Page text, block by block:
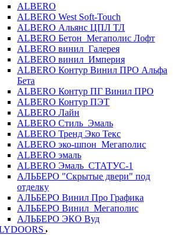
ALBERO
ALBERO West Soft-Touch
ALBERO Альянс ЦПЛ ТЛ
ALBERO Бетон_Мегаполис Лофт
ALBERO винил_Галерея
ALBERO винил_Империя
ALBERO Контур Винил ПРО Альфа
Бета
ALBERO Контур ПГ Винил ПРО
ALBERO Контур ПЭТ
ALBERO Лайн
ALBERO Стиль_Эмаль
ALBERO Тренд Эко Текс
ALBERO эко-шпон_Мегаполис
ALBERO эмаль
ALBERO Эмаль_СТАТУС-1
АЛЬБЕРО "Скрытые двери" под
отделку
АЛЬБЕРО Винил Про Графика
АЛЬБЕРО Винил_Мегаполис
АЛЬБЕРО ЭКО Вуд